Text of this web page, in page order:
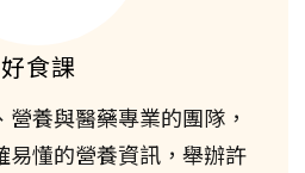
好食課
養與醫藥專業的團隊，
易懂的營養資訊，舉辦許